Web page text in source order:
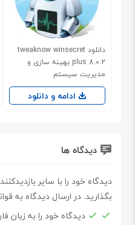
دانلود tweaknow winsecret
plus 8.0.2 بهینه سازی و
مدیریت سیستم
ادامه و دانلود
دیدگاه ها
دیدگاه خود را با سایر
بگذارید. در ارسال دیدگاه به
دیدگاه خود را به زبان